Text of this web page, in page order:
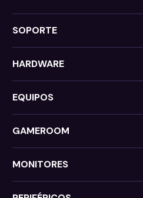
SOPORTE
HARDWARE
EQUIPOS
GAMEROOM
MONITORES